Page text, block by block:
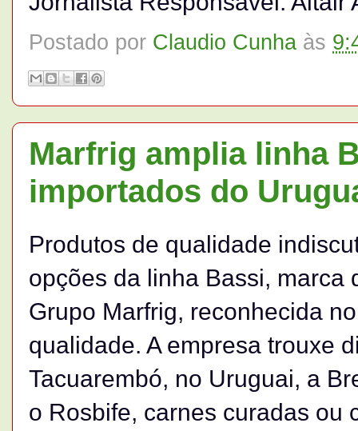
Postado por Claudio Cunha às
Marfrig amplia linha
importados do
Produtos de qualidade
opções da linha Bassi, marca
Grupo Marfrig, reconhecida
qualidade. A empresa trouxe
Tacuarembó, no Uruguai, a
o Rosbife, carnes curadas ou